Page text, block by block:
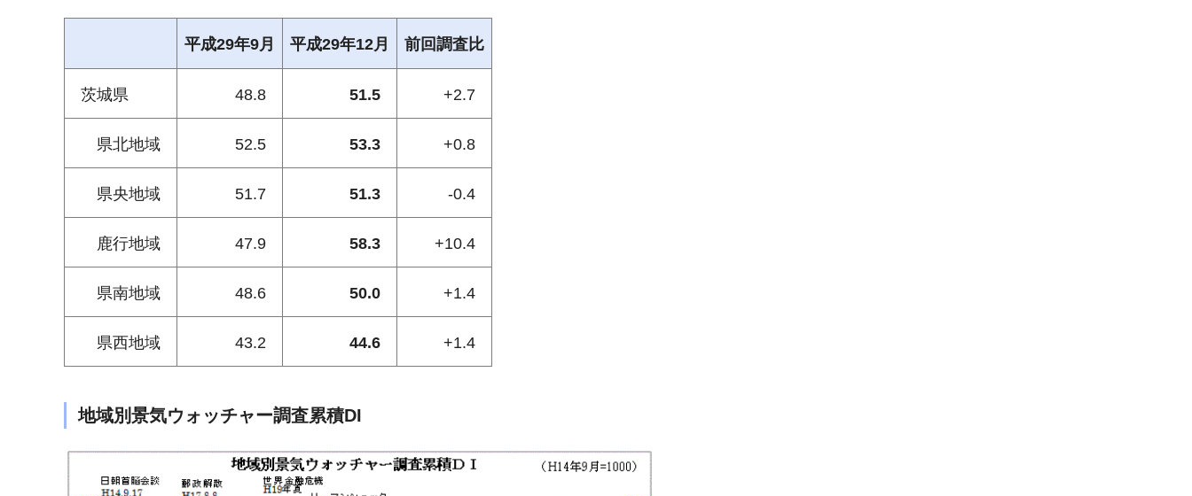
平成29年9月 平成29年12月 前回調査比
茨城県 48.8 51.5 +2.7
県北地域 52.5 53.3 +0.8
県央地域 51.7 51.3 -0.4
鹿行地域 47.9 58.3 +10.4
県南地域 48.6 50.0 +1.4
県西地域 43.2 44.6 +1.4
地域別景気ウォッチャー調査累積DI